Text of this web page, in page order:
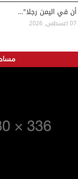
في اليمن رجلا"…
07 اغسطس, 2026